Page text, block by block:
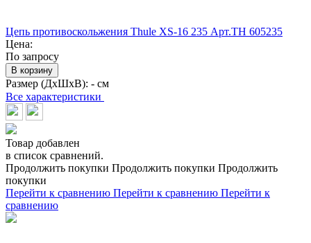
Цепь противоскольжения Thule XS-16 235 Арт.TH 605235
Цена:
По запросу
В корзину
Размер (ДхШхВ): - см
Все характеристики
Товар добавлен
в список сравнений.
Продолжить покупки Продолжить покупки Продолжить
покупки
Перейти к сравнению Перейти к сравнению Перейти к
сравнению